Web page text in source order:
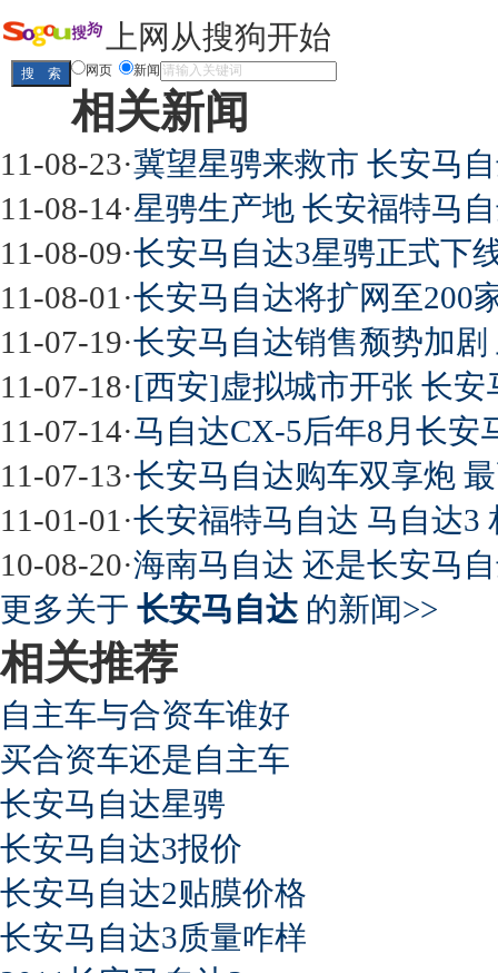
上网从搜狗开始
网页 新闻
相关新闻
11-08-23·冀望星骋来救市 长安马
11-08-14·星骋生产地 长安福特马
11-08-09·长安马自达3星骋正式下
11-08-01 ·长安马自达将扩网至200
11-07-19·长安马自达销售颓势加剧
11-07-18·[西安]虚拟城市开张 长
11-07-14·马自达CX-5后年8月长安
11-07-13·长安马自达购车双享炮
11-01-01 ·长安福特马自达 马自达3
10-08-20·海南马自达 还是长安马
更多关于 长安马自达 的新闻>>
相关推荐
自主车与合资车谁好
买合资车还是自主车
长安马自达星骋
长安马自达3报价
长安马自达2贴膜价格
长安马自达3质量咋样